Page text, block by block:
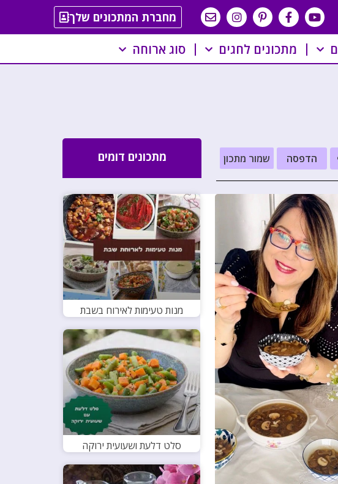
מחברת המתכונים שלך
מתכונים לחגים סוג ארוחה
הדפסה שמור מתכון מתכונים דומים
מנות טעימות לאירוח בשבת
סלט דלעת ושעועית ירוקה